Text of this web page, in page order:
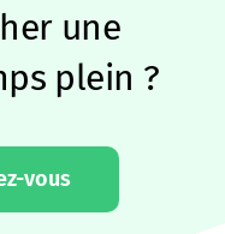
une
plein ?
vous